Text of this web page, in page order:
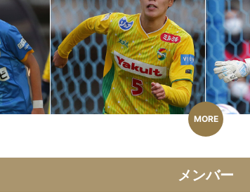
MORE
メンバー